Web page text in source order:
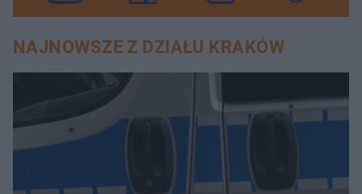
NAJNOWSZE Z DZIAŁU KRAKÓW